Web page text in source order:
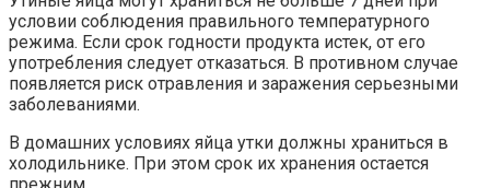
условии соблюдения правильного температурного
режима. Если срок годности продукта истек, от его
употребления следует отказаться. В противном случае
появляется риск отравления и заражения серьезными
заболеваниями.
В домашних условиях яйца утки должны храниться в
холодильнике. При этом срок их хранения остается
прежним.